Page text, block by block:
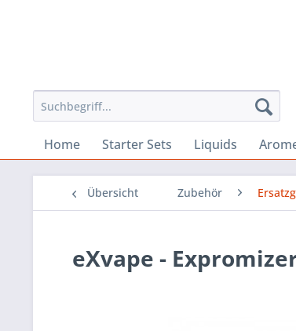
Home Starter Sets Liquids
Übersicht Zubehör
eXvape -